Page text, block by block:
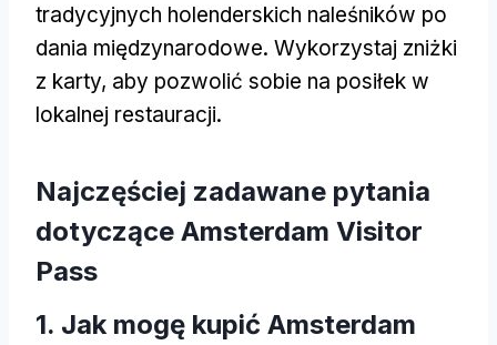
tradycyjnych holenderskich naleśników po
dania międzynarodowe. Wykorzystaj zniżki
z karty, aby pozwolić sobie na posiłek w
lokalnej restauracji.
Najczęściej zadawane pytania
dotyczące Amsterdam Visitor
Pass
1. Jak mogę kupić Amsterdam